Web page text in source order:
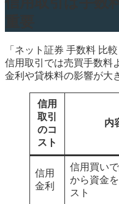
「ネット証券 手数料 比
信用取引では売買手数料
金利や貸株料の影響が大
信用
取引
のコ
スト
内
信用
金利
信用買い
から資金
スト